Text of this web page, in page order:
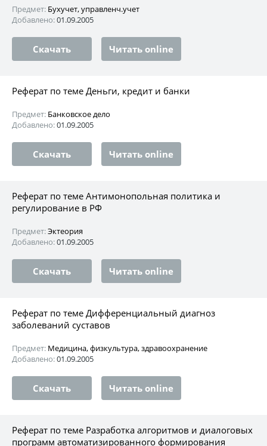
Предмет: Бухучет, управленч.учет
Добавлено:01.09.2005
Скачать Читать online
Реферат по теме Деньги, кредит и банки
Предмет: Банковское дело
Добавлено:01.09.2005
Скачать Читать online
Реферат по теме Антимонопольная политика и
регулирование в РФ
Предмет:Эктеория
Добавлено:01.09.2005
Скачать Читать online
Реферат по теме Дифференциальный диагноз
заболеваний суставов
Предмет: Медицина, физкультура, здравоохранение
Добавлено:01.09.2005
Скачать Читать online
Реферат по теме Разработка алгоритмов и диалоговых
программ автоматизированного формирования